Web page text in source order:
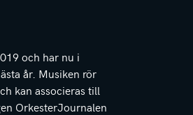
och har nu i
år. Musiken rör
kan associeras till
OrkesterJournalen